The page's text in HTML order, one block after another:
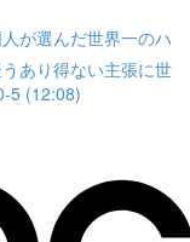
が選んだ世界一のハ
あり得ない主張に世
5 (12:08)